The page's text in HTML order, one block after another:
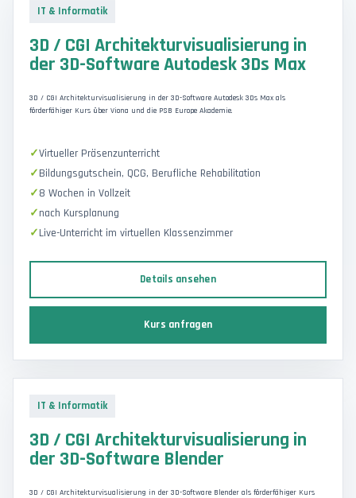
IT & Informatik
3D / CGI Architekturvisualisierung in
der 3D-Software Autodesk 3Ds Max
3D / CGI Architekturvisualisierung in der 3D-Software Autodesk 3Ds Max als
förderfähiger Kurs über Viona und die PSB Europe Akademie.
Virtueller Präsenzunterricht
Bildungsgutschein, QCG, Berufliche Rehabilitation
8 Wochen in Vollzeit
nach Kursplanung
Live-Unterricht im virtuellen Klassenzimmer
Details ansehen
Kurs anfragen
IT & Informatik
3D / CGI Architekturvisualisierung in
der 3D-Software Blender
3D / CGI Architekturvisualisierung in der 3D-Software Blender als förderfähiger Kurs